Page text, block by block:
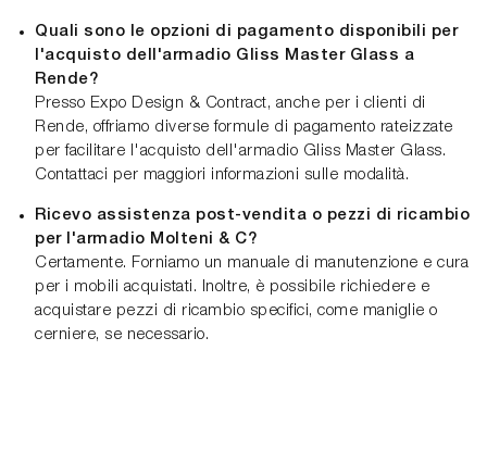
Quali sono le opzioni di pagamento disponibili per
l'acquisto dell'armadio Gliss Master Glass a
Rende?
Presso Expo Design & Contract, anche per i clienti di
Rende, offriamo diverse formule di pagamento rateizzate
per facilitare l'acquisto dell'armadio Gliss Master Glass.
Contattaci per maggiori informazioni sulle modalità.
Ricevo assistenza post-vendita o pezzi di ricambio
per l'armadio Molteni & C?
Certamente. Forniamo un manuale di manutenzione e cura
per i mobili acquistati. Inoltre, è possibile richiedere e
acquistare pezzi di ricambio specifici, come maniglie o
cerniere, se necessario.